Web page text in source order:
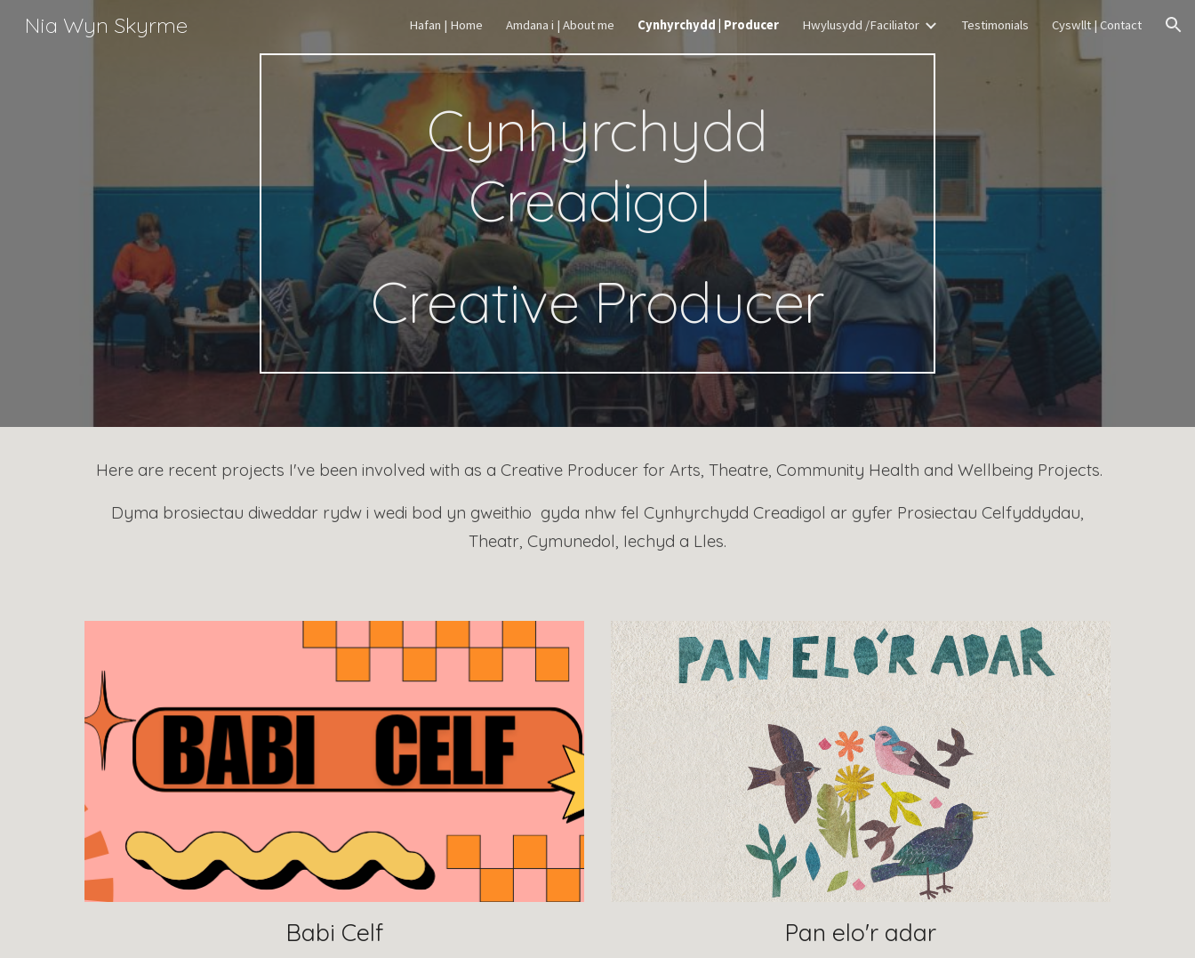
Skip to main content Skip to navigation
Nia Wyn Skyrme Hafan | Home Amdana i | About me Cynhyrchydd | Producer Hwylusydd /Faciliator Testimonials Cyswllt | Contact
Cynhyrchydd
Creadigol
Creative Producer
Here are recent projects I've been involved with as a Creative Producer for Arts, Theatre, Community Health and Wellbeing Projects.
Dyma brosiectau diweddar rydw i wedi bod yn gweithio gyda nhw fel Cynhyrchydd Creadigol ar gyfer Prosiectau Celfyddydau,
Theatr, Cymunedol, Iechyd a Lles.
Babi Celf Pan elo'r adar